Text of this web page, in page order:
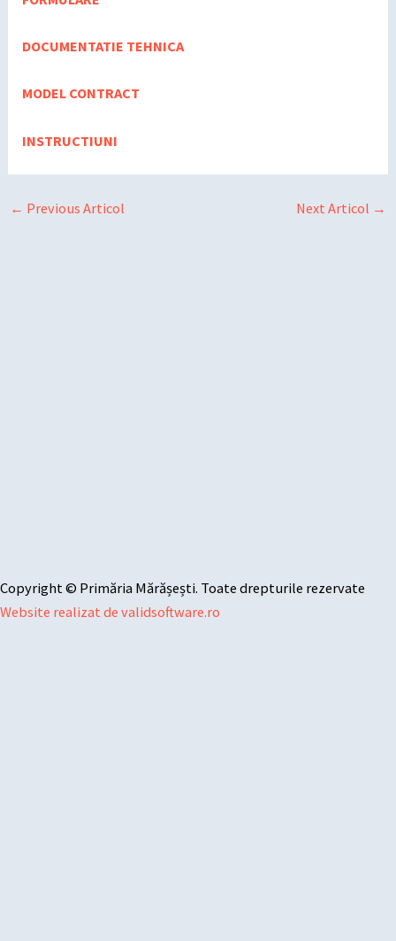
DOCUMENTATIE TEHNICA
MODEL CONTRACT
INSTRUCTIUNI
← Previous Articol Next Articol →
Copyright © Primăria Mărășești. Toate drepturile rezervate
Website realizat de validsoftware.ro